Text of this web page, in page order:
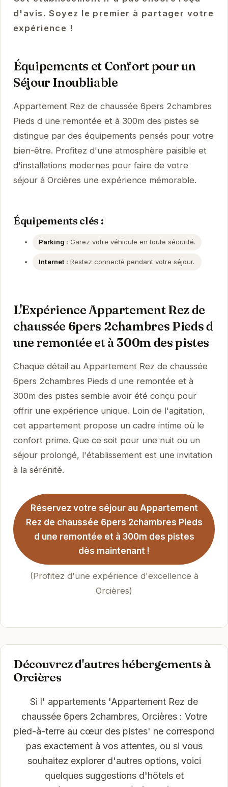
d'avis. Soyez le premier à partager votre
expérience !
Équipements et Confort pour un
Séjour Inoubliable
Appartement Rez de chaussée 6pers 2chambres
Pieds d une remontée et à 300m des pistes se
distingue par des équipements pensés pour votre
bien-être. Profitez d'une atmosphère paisible et
d'installations modernes pour faire de votre
séjour à Orcières une expérience mémorable.
Équipements clés :
Parking : Garez votre véhicule en toute sécurité.
Internet : Restez connecté pendant votre séjour.
L'Expérience Appartement Rez de
chaussée 6pers 2chambres Pieds d
une remontée et à 300m des pistes
Chaque détail au Appartement Rez de chaussée
6pers 2chambres Pieds d une remontée et à
300m des pistes semble avoir été conçu pour
offrir une expérience unique. Loin de l'agitation,
cet appartement propose un cadre intime où le
confort prime. Que ce soit pour une nuit ou un
séjour prolongé, l'établissement est une invitation
à la sérénité.
Réservez votre séjour au Appartement
Rez de chaussée 6pers 2chambres Pieds
d une remontée et à 300m des pistes
dès maintenant !
(Profitez d'une expérience d'excellence à
Orcières)
Découvrez d'autres hébergements à
Orcières
Si l' appartements 'Appartement Rez de
chaussée 6pers 2chambres, Orcières : Votre
pied-à-terre au cœur des pistes' ne correspond
pas exactement à vos attentes, ou si vous
souhaitez explorer d'autres options, voici
quelques suggestions d'hôtels et